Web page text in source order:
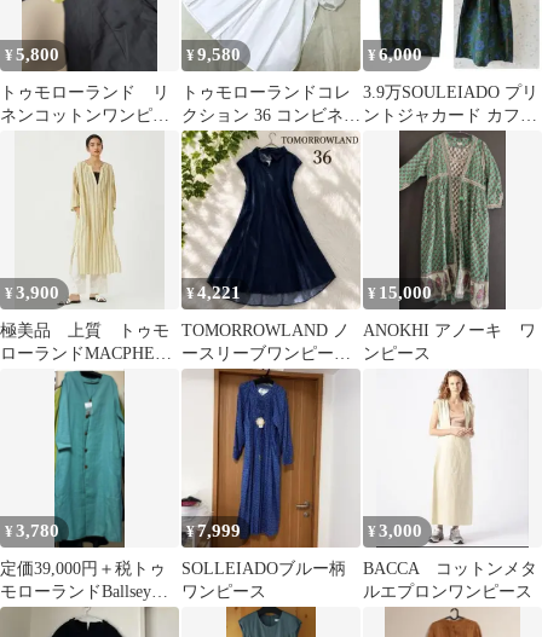
¥5,800
トゥモローランド リ
ネンコットンワンピー
ス ウエストシェイ
プ ブラック
¥9,580
トゥモローランドコレ
クション 36 コンビネー
ションサークルレース
ロングブラウス
¥ 6,000
3.9万SOULEIADO プリ
ントジャカード カフタ
ンジレドレス ワンピ
¥3,900
極美品 上質 トゥモ
ローランドMACPHEE
フレンチリネン ギャ
ザーワンピース
¥4,221
TOMORROWLAND ノ
ースリーブワンピース
ネイビー ゆったり36
¥ 15,000
ANOKHI アノーキ ワ
ンピース
¥3,780
定価39,000円＋税トゥ
モローランドBallseyコ
ートワンピース
¥7,999
SOLLEIADOブルー柄
ワンピース
¥3,000
BACCA コットンメタ
ルエプロンワンピース